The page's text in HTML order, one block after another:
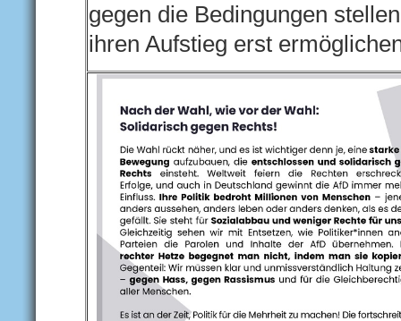
gegen die Bedingungen
ihren Aufstieg erst